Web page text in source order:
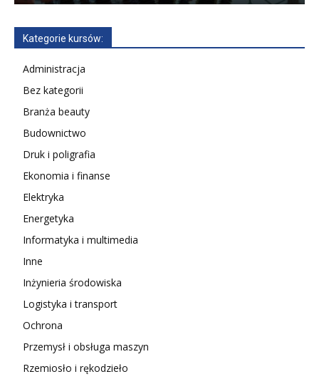
Kategorie kursów:
Administracja
Bez kategorii
Branża beauty
Budownictwo
Druk i poligrafia
Ekonomia i finanse
Elektryka
Energetyka
Informatyka i multimedia
Inne
Inżynieria środowiska
Logistyka i transport
Ochrona
Przemysł i obsługa maszyn
Rzemiosło i rękodzieło